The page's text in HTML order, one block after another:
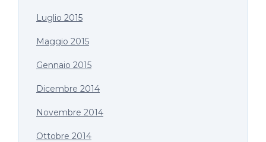
Luglio 2015
Maggio 2015
Gennaio 2015
Dicembre 2014
Novembre 2014
Ottobre 2014